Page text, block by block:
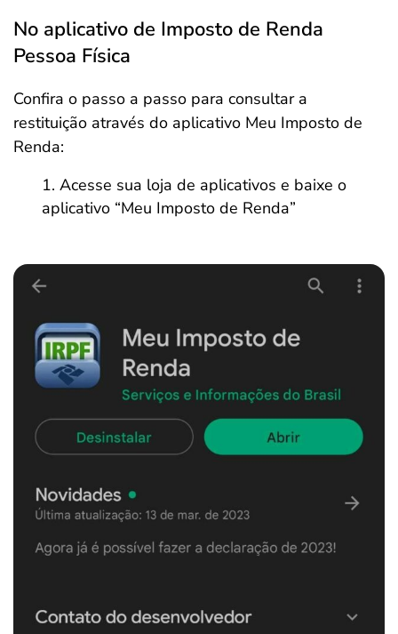
No aplicativo de Imposto de Renda
Pessoa Física
Confira o passo a passo para consultar a
restituição através do aplicativo Meu Imposto de
Renda:
Acesse sua loja de aplicativos e baixe o
aplicativo “Meu Imposto de Renda”